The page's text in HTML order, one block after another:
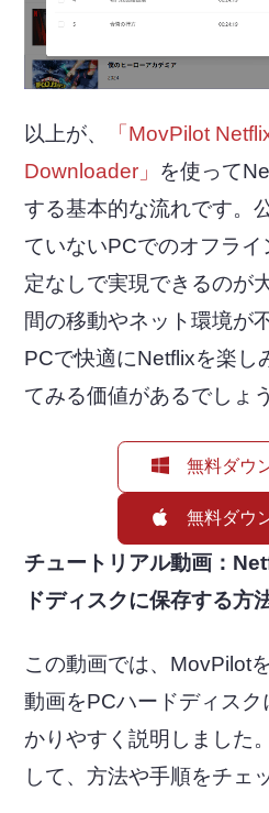
以上が、
「MovPilot
Downloader」 を使って
する基本的な流れです。
ていないPCでのオフラ
定なしで実現できるのが
間の移動やネット環境が
PCで快適にNetflixを楽し
てみる価値があるでしょう
無料ダウ
無料ダウ
チュートリアル動画：
ドディスクに保存する方
この動画では、MovPilot
動画をPCハードディス
かりやすく説明しました
して、方法や手順をチェ